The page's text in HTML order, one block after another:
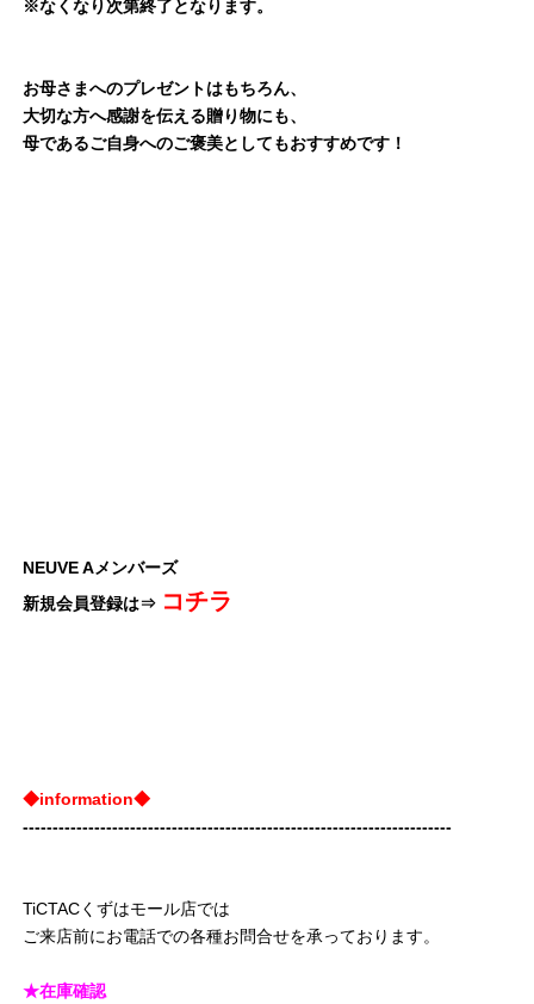
※なくなり次第終了となります。
お母さまへのプレゼントはもちろん、
大切な方へ感謝を伝える贈り物にも、
母であるご自身へのご褒美としてもおすすめです！
NEUVE Aメンバーズ
新規会員登録は⇒ コチラ
◆information◆
------------------------------------------------------------------------
TiCTACくずはモール店では
ご来店前にお電話での各種お問合せを承っております。
★在庫確認